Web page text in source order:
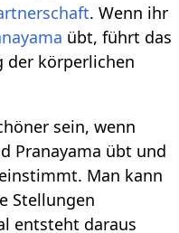
. Wenn ihr
übt, führt das
der körperlichen
sein, wenn
Pranayama übt und
Man kann
Stellungen
entsteht daraus